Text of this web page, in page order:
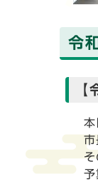
令
本
市
そ
予